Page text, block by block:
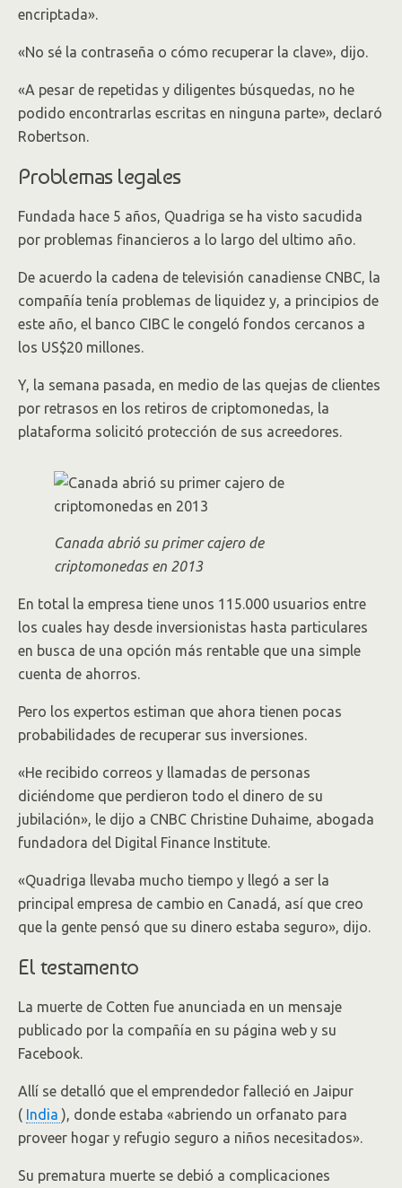
encriptada».
«No sé la contraseña o cómo recuperar la clave», dijo.
«A pesar de repetidas y diligentes búsquedas, no he
podido encontrarlas escritas en ninguna parte», declaró
Robertson.
Problemas legales
Fundada hace 5 años, Quadriga se ha visto sacudida
por problemas financieros a lo largo del ultimo año.
De acuerdo la cadena de televisión canadiense CNBC, la
compañía tenía problemas de liquidez y, a principios de
este año, el banco CIBC le congeló fondos cercanos a
los US$20 millones.
Y, la semana pasada, en medio de las quejas de clientes
por retrasos en los retiros de criptomonedas, la
plataforma solicitó protección de sus acreedores.
Canada abrió su primer cajero de
criptomonedas en 2013
En total la empresa tiene unos 115.000 usuarios entre
los cuales hay desde inversionistas hasta particulares
en busca de una opción más rentable que una simple
cuenta de ahorros.
Pero los expertos estiman que ahora tienen pocas
probabilidades de recuperar sus inversiones.
«He recibido correos y llamadas de personas
diciéndome que perdieron todo el dinero de su
jubilación», le dijo a CNBC Christine Duhaime, abogada
fundadora del Digital Finance Institute.
«Quadriga llevaba mucho tiempo y llegó a ser la
principal empresa de cambio en Canadá, así que creo
que la gente pensó que su dinero estaba seguro», dijo.
El testamento
La muerte de Cotten fue anunciada en un mensaje
publicado por la compañía en su página web y su
Facebook.
Allí se detalló que el emprendedor falleció en Jaipur
( India ), donde estaba «abriendo un orfanato para
proveer hogar y refugio seguro a niños necesitados».
Su prematura muerte se debió a complicaciones